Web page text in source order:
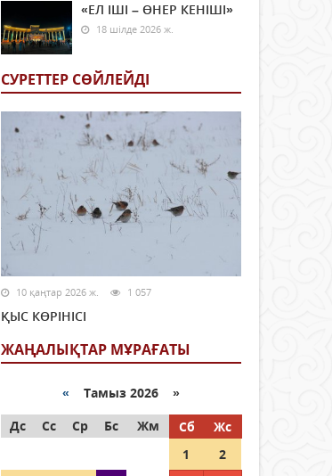
«ЕЛ ІШІ – ӨНЕР КЕНІШІ»
18 шілде 2026 ж.
СУРЕТТЕР СӨЙЛЕЙДI
10 қаңтар 2026 ж. 1 057
ҚЫС КӨРІНІСІ
ЖАҢАЛЫҚТАР МҰРАҒАТЫ
« Тамыз 2026 »
Дс
Сс Ср Бс Жм Сб
Жс
1
2